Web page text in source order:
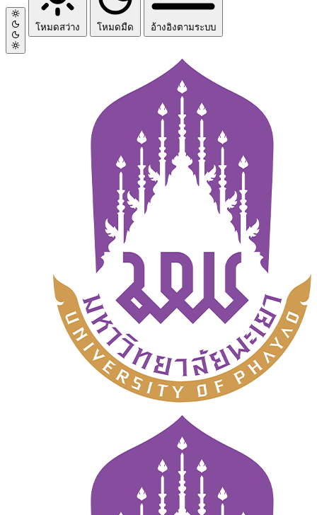
โหมดสว่าง โหมดมืด อ้างอิงตามระบบ